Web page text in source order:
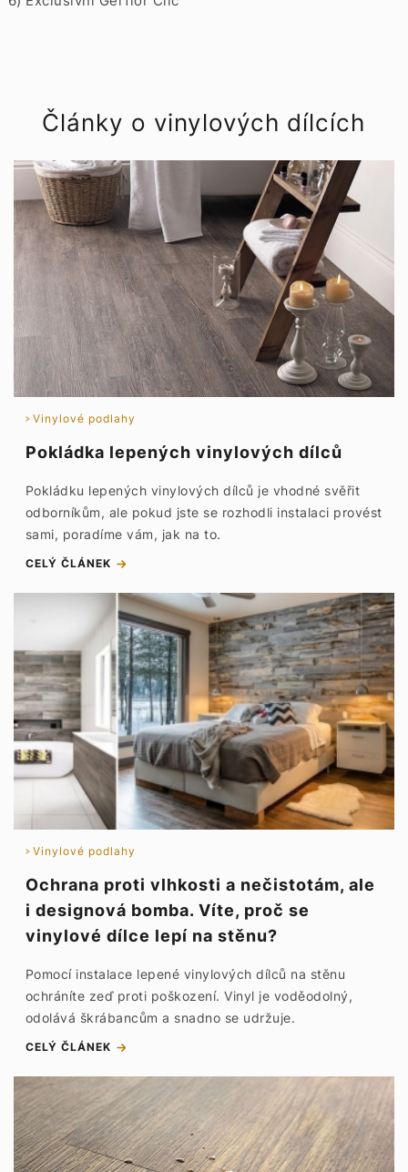
Články o vinylových dílcích
Vinylové podlahy
Pokládka lepených vinylových dílců
Pokládku lepených vinylových dílců je vhodné svěřit
odborníkům, ale pokud jste se rozhodli instalaci provést
sami, poradíme vám, jak na to.
CELÝ ČLÁNEK
Vinylové podlahy
Ochrana proti vlhkosti a nečistotám, ale
i designová bomba. Víte, proč se
vinylové dílce lepí na stěnu?
Pomocí instalace lepené vinylových dílců na stěnu
ochráníte zeď proti poškození. Vinyl je voděodolný,
odolává škrábancům a snadno se udržuje.
CELÝ ČLÁNEK